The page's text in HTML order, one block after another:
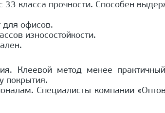
класса прочности. Способен
для офисов.
износостойкости.
Клеевой метод менее
покрытия.
Специалисты компании